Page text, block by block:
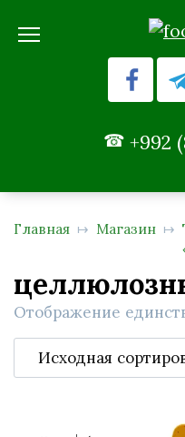
содержанию
+992
Главная Магазин
Отображение